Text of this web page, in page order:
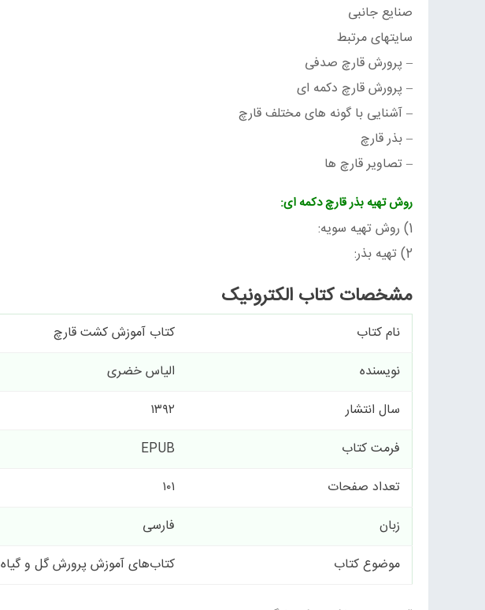
صنایع جانبی
سایتهای مرتبط
– پرورش قارچ صدفی
– پرورش قارچ دکمه ای
– آشنایی با گونه های مختلف قارچ
– بذر قارچ
– تصاویر قارچ ها
روش تهیه بذر قارچ دکمه ای:
1) روش تهیه سویه:
2) تهیه بذر:
مشخصات کتاب الکترونیک
نام کتاب
کتاب آموزش کشت قارچ
نویسنده
الیاس خضری
سال انتشار
۱۳۹۲
فرمت کتاب
EPUB
تعداد صفحات
۱۰۱
زبان
فارسی
موضوع کتاب
کتاب‌های آموزش پرورش گل و گیاه